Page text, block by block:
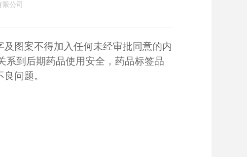
公司
图案不得加入任何未经审批同意的内
系到后期药品使用安全，药品标签品
问题。